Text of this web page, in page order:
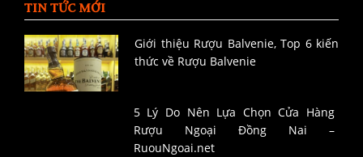
TIN TỨC MỚI
Giới thiệu Rượu Balvenie, Top 6 kiến
thức về Rượu Balvenie
5 Lý Do Nên Lựa Chọn Cửa Hàng
Rượu Ngoại Đồng Nai –
RuouNgoai.net